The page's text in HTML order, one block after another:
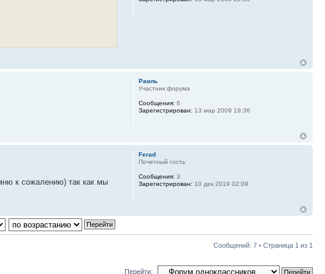
Раиль
Участник форума
Сообщения: 6
Зарегистрирован: 13 мар 2009 19:36
к сожалению) так как мы
Ferad
Почетный гость
Сообщения: 3
Зарегистрирован: 10 дек 2019 02:09
Сообщений: 7 • Страница 1 из 1
Перейти: